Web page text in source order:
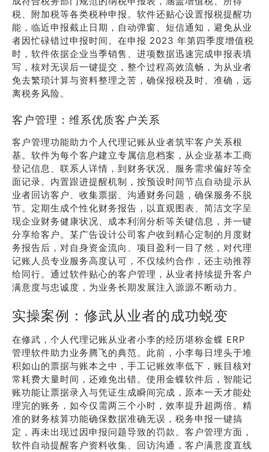
税、附加税等各类税种申报。软件还贴心设置报税提醒功
能，临近申报截止日期，自动弹窗、短信通知，避免从业
者因忙碌错过申报时间。在申报 2023 年第四季度增值税
时，软件依据企业当季销售、进项数据迅速完成申报表填
写，核对无误后一键提交，整个过程高效流畅，为从业者
免去繁琐计算与资料整理之苦，确保报税及时、准确，远
离税务风险。
客户管理：维系优质客户关系
客户管理功能助力个人代理记账从业者筑牢客户关系根
基。软件为每个客户建立专属信息档案，从企业基本工商
登记信息、联系人详情，到财务状况、服务需求偏好等全
面记录。内置跟进提醒机制，按预设时间节点自动提示从
业者回访客户、收集票据、沟通财务问题，确保服务不脱
节。定期生成个性化财务报告，以直观图表、简洁文字呈
现企业财务健康状况、成本利润分析等关键信息，并一键
分享给客户。某广告设计公司客户收到精心定制的月度财
务报告后，对自身资金流向、项目盈利一目了然，对代理
记账人员专业服务高度认可，不仅续约合作，还主动推荐
给同行。通过软件贴心的客户管理，从业者持续提升客户
满意度与忠诚度，为业务长期发展注入源源不断动力。
实操案例：修武从业者的成功蜕变
在修武，个人代理记账从业者小李的经历堪称金蝶 ERP
管理软件助力业务腾飞的典范。此前，小李每日埋头于堆
积如山的票据与账本之中，手工记账效率低下，账目核对
常耗费大量时间，还难免出错。使用金蝶软件后，智能记
账功能让票据录入与凭证生成瞬间完成，原本一天才能处
理完的账务，如今仅需两三个小时，效率提升超两倍。精
准的财务核算功能确保数据准确无误，税务申报一键搞
定，再未出现过因申报问题导致的罚款。客户管理方面，
软件自动提醒客户资料收集、回访沟通，客户满意度直线